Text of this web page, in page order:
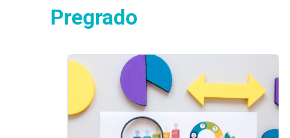
Pregrado